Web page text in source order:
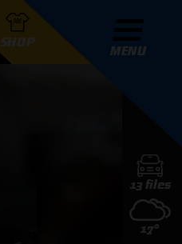
SHOP
MENU
13 files
17°